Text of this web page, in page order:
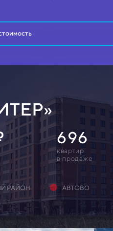
696
квартир
в продаже
РАЙОН АВТОВО